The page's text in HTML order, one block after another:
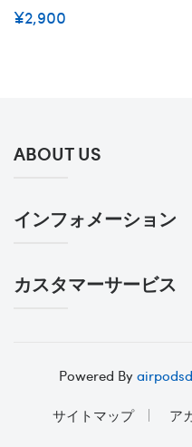
¥2,900
ABOUT US
インフォメーション
カスタマーサービス
Powered By
サイトマップ
ア